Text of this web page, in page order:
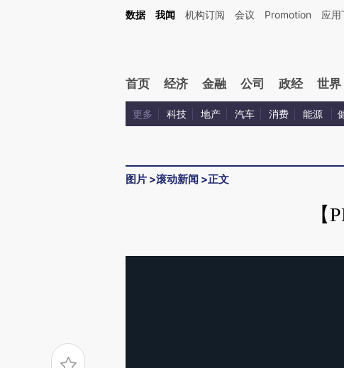
数据 我闻 机构订阅 会议 Promotion 应用
首页 经济 金融 公司 政经 世界
更多 科技 地产 汽车 消费 能源
图片 >滚动新闻 >正文